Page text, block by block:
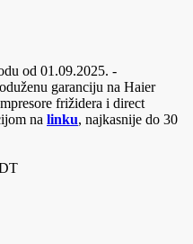
od 01.09.2025. -
garanciju na Haier
frižidera i direct
na linku, najkasnije do 30